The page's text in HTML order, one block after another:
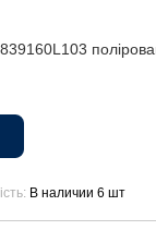
В наличии 6 шт